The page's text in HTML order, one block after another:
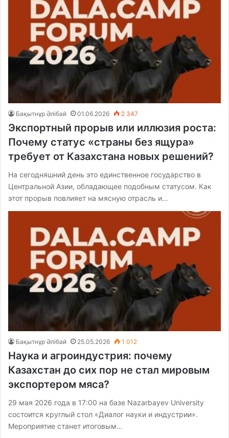
Бақытнұр Әлібай 01.06.2026 2 347
Экспортный прорыв или иллюзия роста:
Почему статус «страны без ящура»
требует от Казахстана новых решений?
На сегодняшний день это единственное государство в
Центральной Азии, обладающее подобным статусом. Как
этот прорыв повлияет на мясную отрасль и…
Бақытнұр Әлібай 25.05.2026 1 012
Наука и агроиндустрия: почему
Казахстан до сих пор не стал мировым
экспортером мяса?
29 мая 2026 года в 17:00 на базе Nazarbayev University
состоится круглый стол «Диалог науки и индустрии».
Мероприятие станет итоговым…